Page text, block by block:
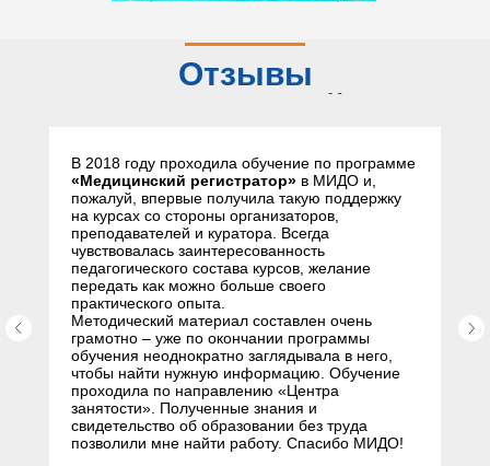
Отзывы
В 2018 году проходила обучение по программе
«Медицинский регистратор» в МИДО и,
пожалуй, впервые получила такую поддержку
на курсах со стороны организаторов,
преподавателей и куратора. Всегда
чувствовалась заинтересованность
педагогического состава курсов, желание
передать как можно больше своего
практического опыта.
Методический материал составлен очень
грамотно – уже по окончании программы
обучения неоднократно заглядывала в него,
чтобы найти нужную информацию. Обучение
проходила по направлению «Центра
занятости». Полученные знания и
свидетельство об образовании без труда
позволили мне найти работу. Спасибо МИДО!